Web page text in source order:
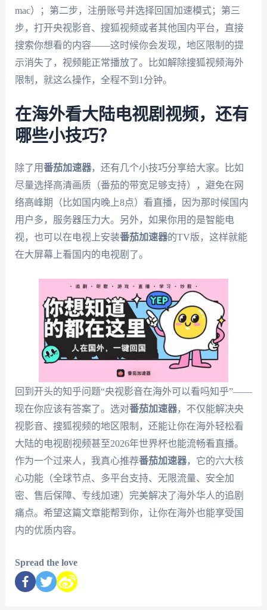
mac）；第二步，注册账号并选择回国加速模式；第三
步，打开央视影音、搜狐视频或者其他国内平台，直接
搜索你想看的内容——这时候你会发现，地区限制的提
示消失了，视频能正常播放了。比如解除搜狐视频海外
限制，就这么操作，全程不到1分钟。
在海外看大陆电视剧视频，还有
哪些小技巧？
除了用番茄加速器，还有几个小技巧分享给大家。比如
尽量选择高清画质（番茄的带宽足够支持），避免在网
络高峰期（比如国内晚上8点）看直播，因为那时候国内
用户多，服务器压力大。另外，如果你用的是智能电
视，也可以在电视上安装番茄加速器的TV版，这样就能
在大屏幕上看国内的电视剧了。
回到开头的知乎问题“央视影音在海外可以看吗知乎”——
现在你应该有答案了。选对番茄加速器，不仅能解决央
视影音、搜狐视频的地区限制，还能让你在海外轻松看
大陆的电视剧视频甚至2026年世界杯也能流畅看直播。
作为一个过来人，我真心推荐番茄加速器，它的六大核
心功能（全球节点、多平台支持、无限流量、安全加
密、售后保障、专线加速）完美解决了海外华人的追剧
痛点。希望这篇文章能帮到你，让你在海外也能享受国
内的优质内容。
Spread the love